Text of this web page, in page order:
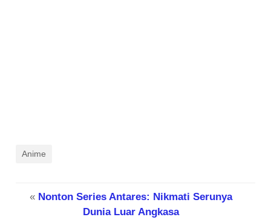
Anime
« Nonton Series Antares: Nikmati Serunya
Dunia Luar Angkasa